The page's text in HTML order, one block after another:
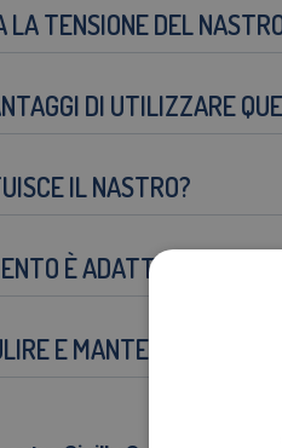
LA TENSIONE DEL
DI UTILIZZARE
IL NASTRO?
È ADATTO PER USO
E MANTENERE